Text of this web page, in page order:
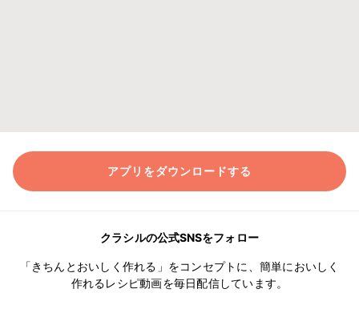
アプリをダウンロードする
クラシルの公式SNSをフォロー
「きちんとおいしく作れる」をコンセプトに、簡単においしく
作れるレシピ動画を毎日配信しています。